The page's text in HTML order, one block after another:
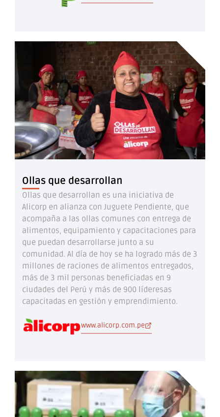
Ollas que desarrollan
Ollas que desarrollan es una iniciativa de
Alicorp en alianza con Juguete Pendiente, que
acompaña a las ollas comunes con entrega de
alimentos, equipamiento y capacitaciones para
que puedan desarrollarse junto a su
comunidad. Al día de hoy se ha logrado más de 3
millones de raciones de alimentos entregados,
más de 3 mil personas beneficiadas en 9
ciudades del Perú y más de 900 líderesas
capacitadas en gestión y emprendimiento.
www.alicorp.com.pe